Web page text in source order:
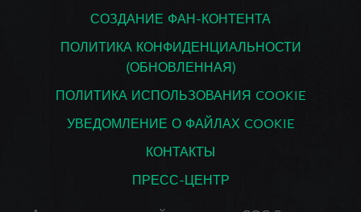
СОЗДАНИЕ ФАН-КОНТЕНТА
ПОЛИТИКА КОНФИДЕНЦИАЛЬНОСТИ
(ОБНОВЛЕННАЯ)
ПОЛИТИКА ИСПОЛЬЗОВАНИЯ COOKIE
УВЕДОМЛЕНИЕ О ФАЙЛАХ COOKIE
КОНТАКТЫ
ПРЕСС-ЦЕНТР